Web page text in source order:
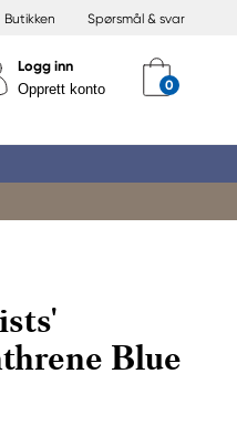
Butikken Spørsmål & svar
Logg inn
Opprett konto
Blue